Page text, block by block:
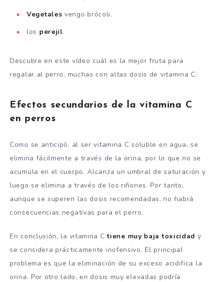
Vegetales vengo brócoli.
los perejil.
Descubre en este vídeo cuál es la mejor fruta para
regalar al perro, muchas con altas dosis de vitamina C:
Efectos secundarios de la vitamina C
en perros
Como se anticipó, al ser vitamina C soluble en agua, se
elimina fácilmente a través de la orina, por lo que no se
acumula en el cuerpo. Alcanza un umbral de saturación y
luego se elimina a través de los riñones. Por tanto,
aunque se superen las dosis recomendadas, no habrá
consecuencias negativas para el perro.
En conclusión, la vitamina Ctiene muy baja toxicidad y
se considera prácticamente inofensivo. El principal
problema es que la eliminación de su exceso acidifica la
orina. Por otro lado, en dosis muy elevadas podría